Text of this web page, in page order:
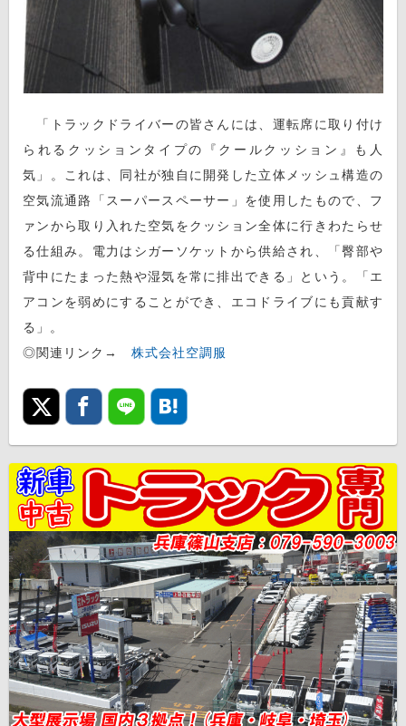
「トラックドライバーの皆さんには、運転席に取り付け
られるクッションタイプの『クールクッション』も人
気」。これは、同社が独自に開発した立体メッシュ構造の
空気流通路「スーパースペーサー」を使用したもので、フ
ァンから取り入れた空気をクッション全体に行きわたらせ
る仕組み。電力はシガーソケットから供給され、「臀部や
背中にたまった熱や湿気を常に排出できる」という。「エ
アコンを弱めにすることができ、エコドライブにも貢献す
る」。
◎関連リンク→ 株式会社空調服